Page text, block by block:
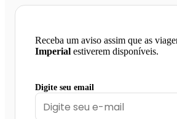
Receba um aviso assim que as
Imperial estiverem disponíveis.
Digite seu email